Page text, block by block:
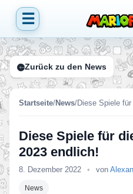
☰
Zurück zu den News
Startseite/News/Diese Spiele
Diese Spiele für
2023 endlich!
8. Dezember 2022 • von
News